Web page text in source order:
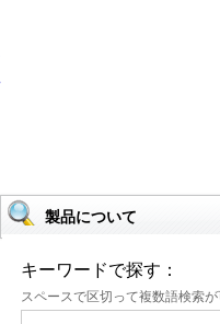
製品について
キーワードで探す：
スペースで区切って複数語検索